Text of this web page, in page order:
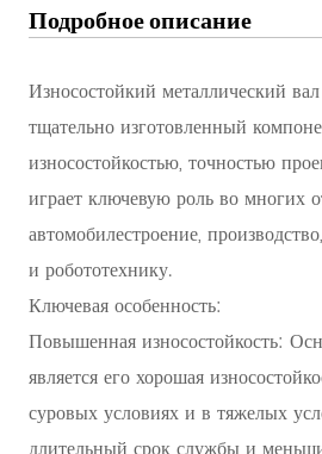
Подробное описание
Износостойкий металлический
тщательно изготовленный
износостойкостью, точностью
играет ключевую роль во многих
автомобилестроение,
и робототехнику.
Ключевая особенность:
Повышенная износостойкость:
является его хорошая
суровых условиях и в тяжелых